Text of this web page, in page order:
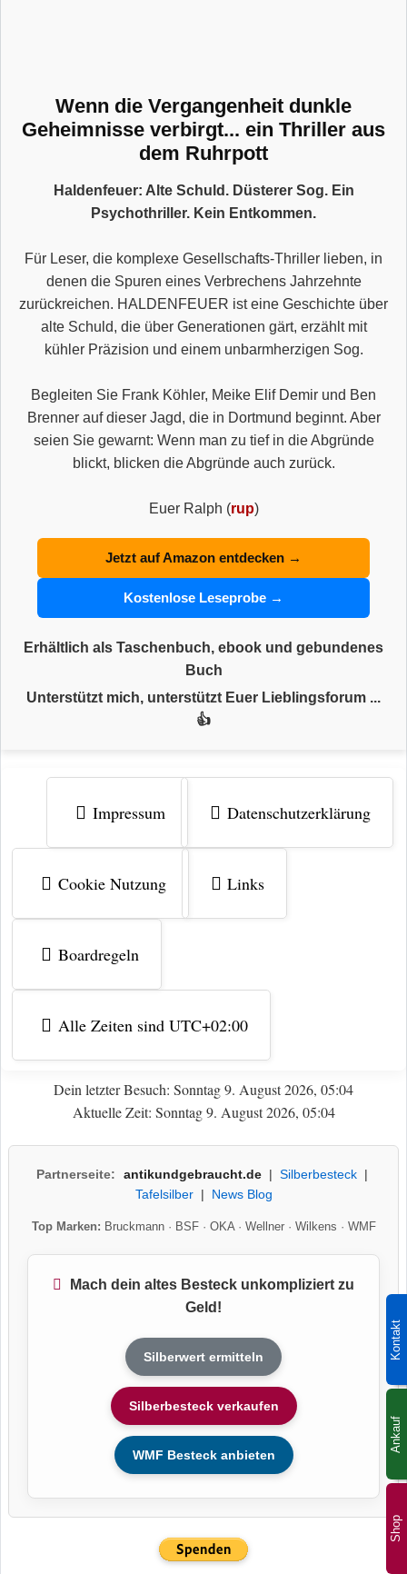
Shop
Kontakt
Ankauf
Wenn die Vergangenheit dunkle
Geheimnisse verbirgt... ein Thriller aus
dem Ruhrpott
Haldenfeuer: Alte Schuld. Düsterer Sog. Ein
Psychothriller. Kein Entkommen.
Für Leser, die komplexe Gesellschafts-Thriller lieben, in
denen die Spuren eines Verbrechens Jahrzehnte
zurückreichen. HALDENFEUER ist eine Geschichte über
alte Schuld, die über Generationen gärt, erzählt mit
kühler Präzision und einem unbarmherzigen Sog.
Begleiten Sie Frank Köhler, Meike Elif Demir und Ben
Brenner auf dieser Jagd, die in Dortmund beginnt. Aber
seien Sie gewarnt: Wenn man zu tief in die Abgründe
blickt, blicken die Abgründe auch zurück.
Euer Ralph (rup)
Jetzt auf Amazon entdecken →
Kostenlose Leseprobe →
Erhältlich als Taschenbuch, ebook und gebundenes
Buch
Unterstützt mich, unterstützt Euer Lieblingsforum ...
👍
Impressum Datenschutzerklärung
Cookie Nutzung Links
Boardregeln
Alle Zeiten sind UTC+02:00
Dein letzter Besuch: Sonntag 9. August 2026, 05:04
Aktuelle Zeit: Sonntag 9. August 2026, 05:04
Partnerseite: antikundgebraucht.de| Silberbesteck|
Tafelsilber| News Blog
Top Marken: Bruckmann· BSF· OKA· Wellner· Wilkens · WMF
Mach dein altes Besteck unkompliziert zu
Geld!
Silberwert ermitteln
Silberbesteck verkaufen
WMF Besteck anbieten